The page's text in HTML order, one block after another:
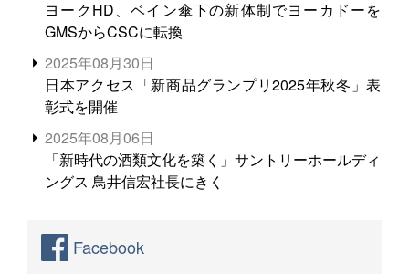
ヨークHD、ベイン傘下の新体制でヨーカドーを
GMSからCSCに転換
2025年08月30日
日本アクセス「新商品グランプリ2025年秋冬」表
彰式を開催
2025年08月06日
「新時代の酒類文化を築く」サントリーホールディ
ングス 鳥井信宏社長にきく
Facebook